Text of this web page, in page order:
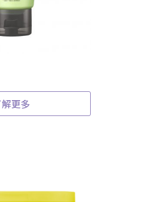
更多